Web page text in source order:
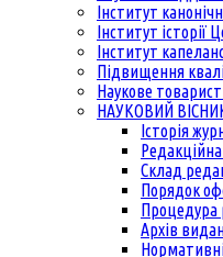
Інститут
Інститут історії
Інститут
Підвищення
Наукове
НАУКОВИЙ
Історія
Склад
Порядок
Процедура
Архів